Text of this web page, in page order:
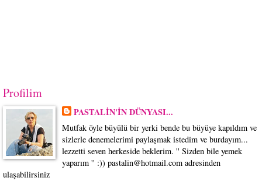
Profilim
PASTALİN'İN DÜNYASI...
Mutfak öyle büyülü bir yerki bende bu büyüye kapıldım ve
sizlerle denemelerimi paylaşmak istedim ve burdayım...
lezzetti seven herkeside beklerim. '' Sizden bile yemek
yaparım '' :)) pastalin@hotmail.com adresinden
ulaşabilirsiniz